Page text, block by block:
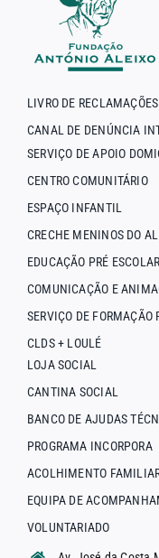
LIVRO DE RECLAMAÇÕES
CANAL DE DENÚNCIA
SERVIÇO DE APOIO
CENTRO COMUNITÁRIO
ESPAÇO INFANTIL
CRECHE MENINOS DO
EDUCAÇÃO PRÉ ESCOLAR
COMUNICAÇÃO E
SERVIÇO DE FORMAÇÃO
CLDS + LOULÉ
LOJA SOCIAL
CANTINA SOCIAL
BANCO DE AJUDAS
PROGRAMA INCORPORA
ACOLHIMENTO
EQUIPA DE
VOLUNTARIADO